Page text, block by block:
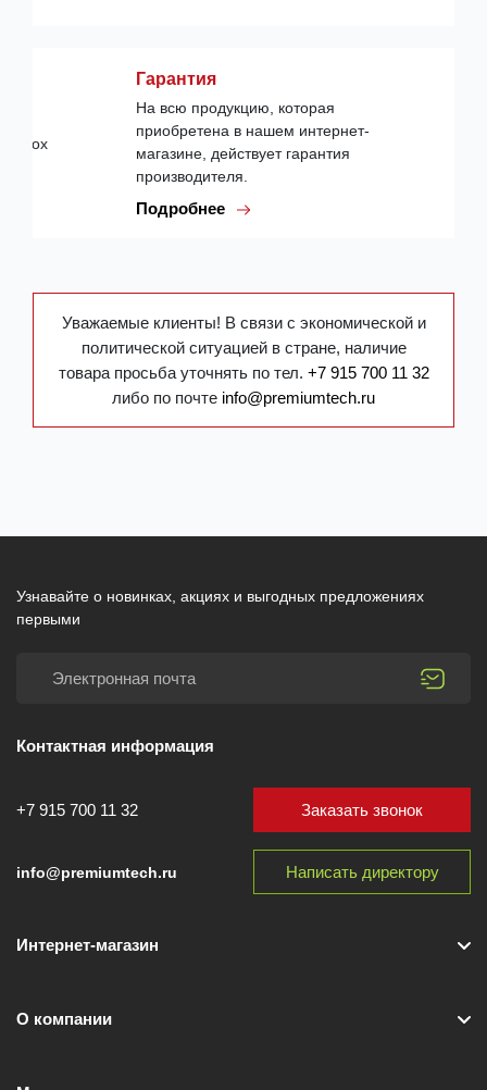
Гарантия
На всю продукцию, которая
приобретена в нашем интернет-
магазине, действует гарантия
производителя.
Подробнее
Уважаемые клиенты! В связи с экономической и
политической ситуацией в стране, наличие
товара просьба уточнять по тел. +7 915 700 11 32
либо по почте info@premiumtech.ru
Узнавайте о новинках, акциях и выгодных предложениях
первыми
Контактная информация
+7 915 700 11 32
info@premiumtech.ru
Заказать звонок
Написать директору
Интернет-магазин
О компании